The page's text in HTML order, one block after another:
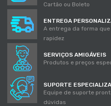
Cartão ou Boleto
ENTREGA
A entrega da forma
rapidez
SERVIÇOS AMIGÁVEIS
Produtos e preços
SUPORTE
Equipe de suporte
dúvidas